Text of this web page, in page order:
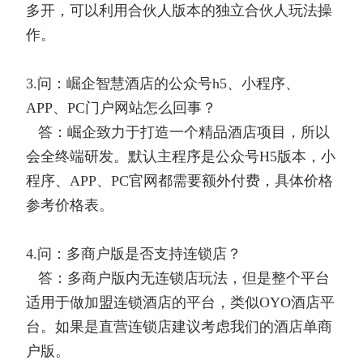
多开，可以利用合伙人版本的独立合伙人玩法操
作。
3.问：崛企智慧酒店的公众号h5、小程序、
APP、PC门户网站怎么回事？
答：崛企致力于打造一个精品酒店项目，所以
会全终端研发。默认主程序是公众号H5版本，小
程序、APP、PC官网都需要额外付费，具体价格
参考价格表。
4.问：多商户版是否支持连锁店？
答：多商户版内无连锁店玩法，但是整个平台
适用于做加盟连锁酒店的平台，类似OYO酒店平
台。如果是直营连锁店建议考虑我们的酒店单商
户版。